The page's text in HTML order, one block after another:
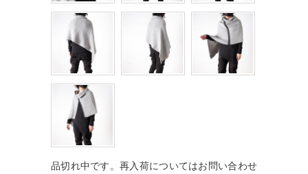
品切れ中です。再入荷についてはお問い合わせ